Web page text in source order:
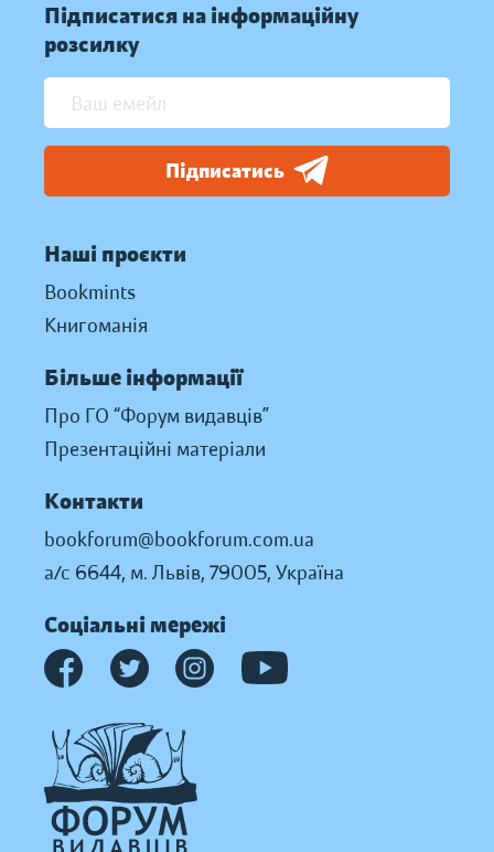
Підписатися на інформаційну
розсилку
Підписатись
Наші проєкти
Bookmints
Книгоманія
Більше інформації
Про ГО “Форум видавців”
Презентаційні матеріали
Контакти
bookforum@bookforum.com.ua
а/с 6644, м. Львів, 79005, Україна
Соціальні мережі